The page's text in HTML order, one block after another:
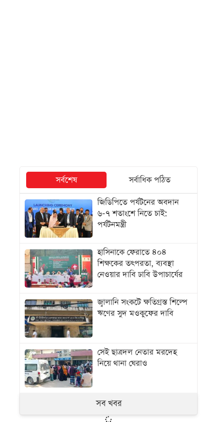
সর্বশেষ
সর্বাধিক পঠিত
জিডিপিতে পর্যটনের অবদান
৬-৭ শতাংশে নিতে চাই:
পর্যটনমন্ত্রী
হাসিনাকে ফেরাতে ৪০৪
শিক্ষকের তৎপরতা, ব্যবস্থা
নেওয়ার দাবি ঢাবি উপাচার্যের
জ্বালানি সংকটে ক্ষতিগ্রস্ত শিল্পে
ঋণের সুদ মওকুফের দাবি
সেই ছাত্রদল নেতার মরদেহ
নিয়ে থানা ঘেরাও
সব খবর